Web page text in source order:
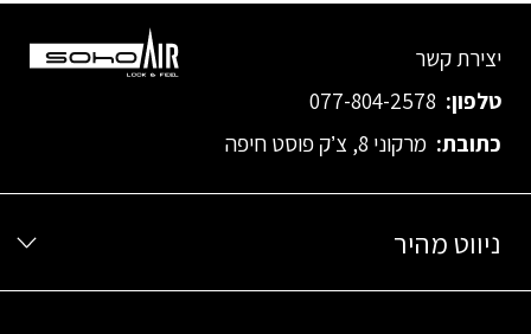
יצירת קשר
טלפון: 077-804-2578
כתובת: מרקוני 8, צ’ק פוסט חיפה
ניווט מהיר